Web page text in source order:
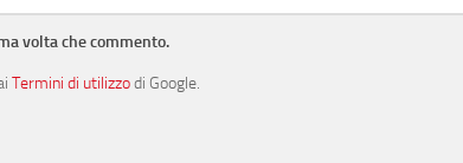
volta che commento.
Termini di utilizzodi Google.